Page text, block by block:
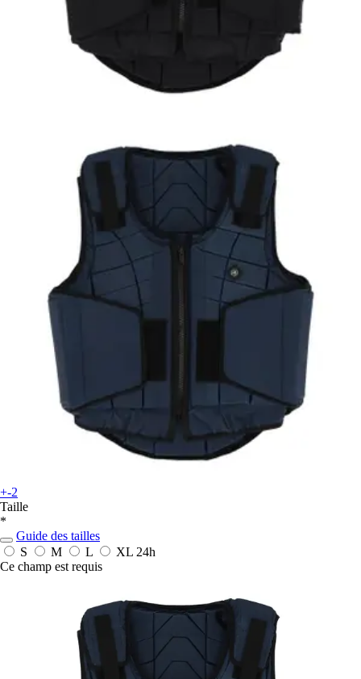
+-2
Taille
*
Guide des tailles
S
M L XL 24h
Ce champ est requis